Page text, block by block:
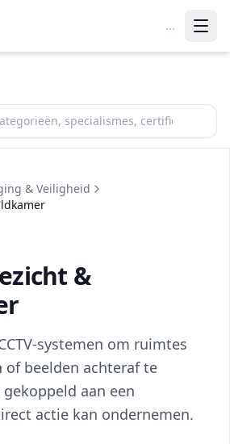
...
& Veiligheid
&
systemen om ruimtes
beelden achteraf te
aan een
actie kan ondernemen.